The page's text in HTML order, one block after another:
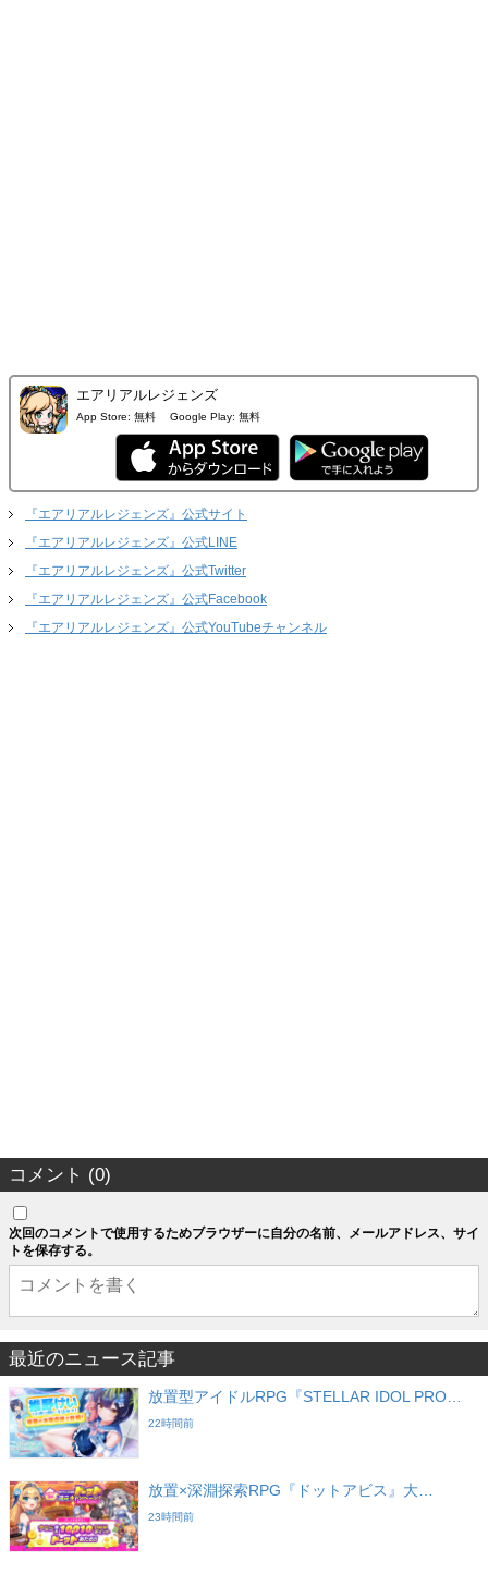
エアリアルレジェンズ
App Store: 無料 Google Play: 無料
『エアリアルレジェンズ』公式サイト
『エアリアルレジェンズ』公式LINE
『エアリアルレジェンズ』公式Twitter
『エアリアルレジェンズ』公式Facebook
『エアリアルレジェンズ』公式YouTubeチャンネル
コメント (0)
次回のコメントで使用するためブラウザーに自分の名前、メールアドレス、サイ
トを保存する。
最近のニュース記事
放置型アイドルRPG『STELLAR IDOL PRO…
22時間前
放置×深淵探索RPG『ドットアビス』大…
23時間前